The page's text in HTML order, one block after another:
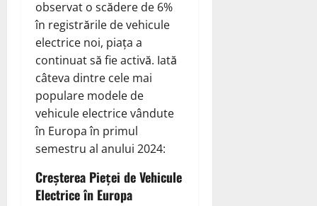
observat o scădere de 6%
în registrările de vehicule
electrice noi, piața a
continuat să fie activă. Iată
câteva dintre cele mai
populare modele de
vehicule electrice vândute
în Europa în primul
semestru al anului 2024:
Creșterea Pieței de Vehicule
Electrice în Europa